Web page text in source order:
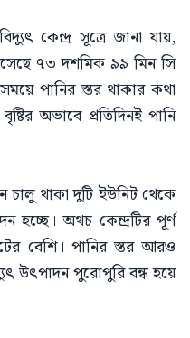
কেন্দ্র সূত্রে জানা যায়,
৭৩ দশমিক ৯৯ মিন সি
পানির স্তর থাকার কথা
অভাবে প্রতিদিনই পানি
চালু থাকা দুটি ইউনিট থেকে
হচ্ছে। অথচ কেন্দ্রটির পূর্ণ
বেশি। পানির স্তর আরও
উৎপাদন পুরোপুরি বন্ধ হয়ে